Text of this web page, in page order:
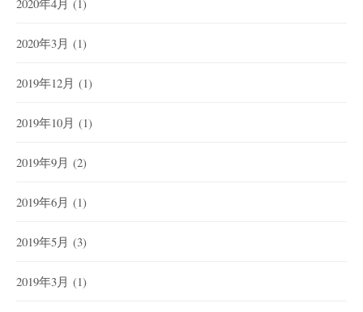
2020年4月 (1)
2020年3月 (1)
2019年12月 (1)
2019年10月 (1)
2019年9月 (2)
2019年6月 (1)
2019年5月 (3)
2019年3月 (1)